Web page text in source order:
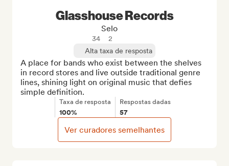
Glasshouse Records
Selo
34
2
Alta taxa de resposta
A place for bands who exist between the shelves
in record stores and live outside traditional genre
lines, shining light on original music that defies
simple definition.
Taxa de resposta
100%
Respostas dadas
57
Ver curadores semelhantes